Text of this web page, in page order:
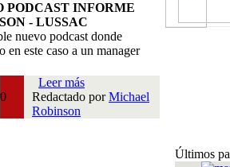
PODCAST INFORME
- LUSSAC
nuevo podcast donde
en este caso a un manager
0
Leer más
Redactado porMichael
Robinson
Últimos